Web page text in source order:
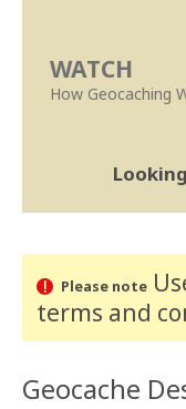
WATCH
How Geocaching
Please note
terms and
Geocache